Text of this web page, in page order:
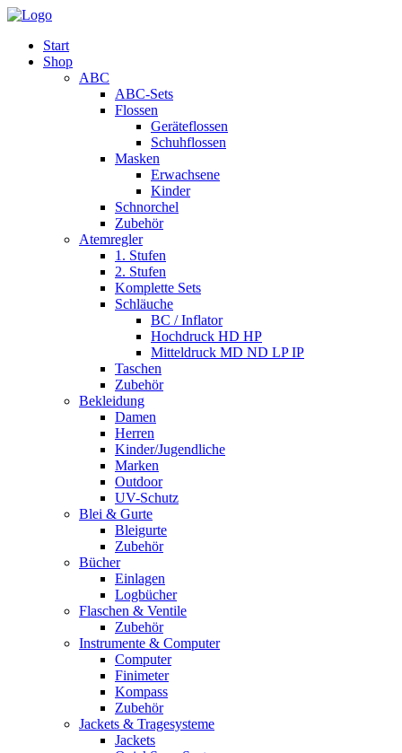
Start
Shop
ABC
ABC-Sets
Flossen
Geräteflossen
Schuhflossen
Masken
Erwachsene
Kinder
Schnorchel
Zubehör
Atemregler
1. Stufen
2. Stufen
Komplette Sets
Schläuche
BC / Inflator
Hochdruck HD HP
Mitteldruck MD ND LP IP
Taschen
Zubehör
Bekleidung
Damen
Herren
Kinder/Jugendliche
Marken
Outdoor
UV-Schutz
Blei & Gurte
Bleigurte
Zubehör
Bücher
Einlagen
Logbücher
Flaschen & Ventile
Zubehör
Instrumente & Computer
Computer
Finimeter
Kompass
Zubehör
Jackets & Tragesysteme
Jackets